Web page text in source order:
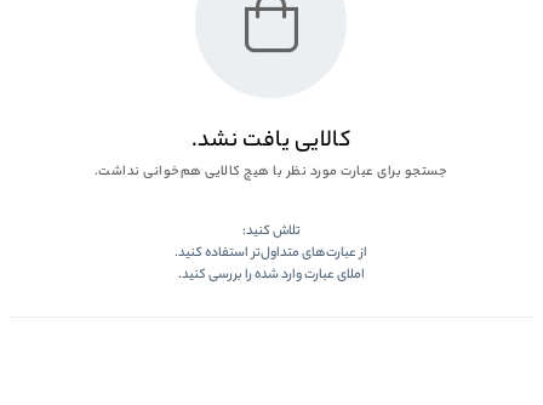
کالایی یافت نشد.
جستجو برای عبارت مورد نظر با هیچ کالایی هم‌خوانی نداشت.
تلاش کنید:
از عبارت‌های متداول‌تر استفاده کنید.
املای عبارت وارد شده را بررسی کنید.